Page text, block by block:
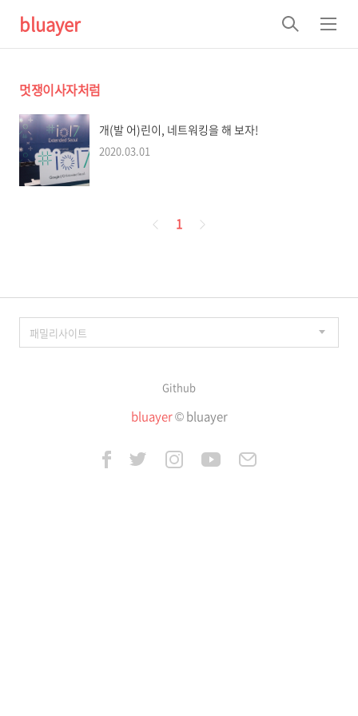
bluayer
검
색
메
뉴
멋쟁이사자처럼
개(발 어)린이, 네트워킹을 해 보자!
2020.03.01
페
1
Github
bluayer© bluayer